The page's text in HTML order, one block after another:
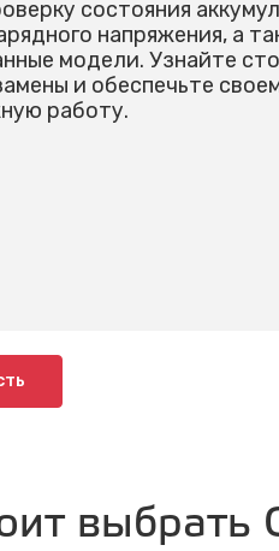
состояния
напряжения, а
модели. Узнайте
и обеспечьте
работу.
выбрать